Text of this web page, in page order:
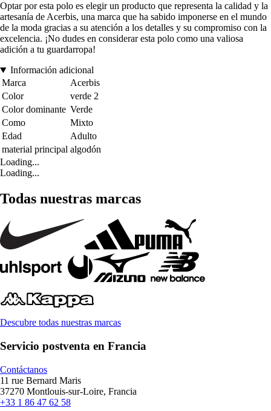
Optar por esta polo es elegir un producto que representa la calidad y la
artesanía de Acerbis, una marca que ha sabido imponerse en el mundo
de la moda gracias a su atención a los detalles y su compromiso con la
excelencia. ¡No dudes en considerar esta polo como una valiosa
adición a tu guardarropa!
Información adicional
Marca
Acerbis
Color
verde 2
Color dominante Verde
Como
Mixto
Edad
Adulto
material principal algodón
Loading...
Loading...
Todas nuestras marcas
Descubre todas nuestras marcas
Servicio postventa en Francia
Contáctanos
11 rue Bernard Maris
37270 Montlouis-sur-Loire, Francia
+33 1 86 47 62 58